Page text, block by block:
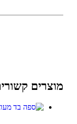
מוצרים